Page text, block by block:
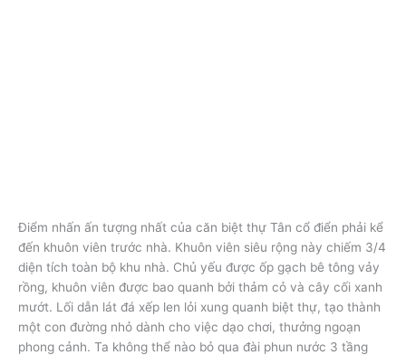
Điểm nhấn ấn tượng nhất của căn biệt thự Tân cổ điển phải kể
đến khuôn viên trước nhà. Khuôn viên siêu rộng này chiếm 3/4
diện tích toàn bộ khu nhà. Chủ yếu được ốp gạch bê tông vảy
rồng, khuôn viên được bao quanh bởi thảm cỏ và cây cối xanh
mướt. Lối dẫn lát đá xếp len lỏi xung quanh biệt thự, tạo thành
một con đường nhỏ dành cho việc dạo chơi, thưởng ngoạn
phong cảnh. Ta không thể nào bỏ qua đài phun nước 3 tầng